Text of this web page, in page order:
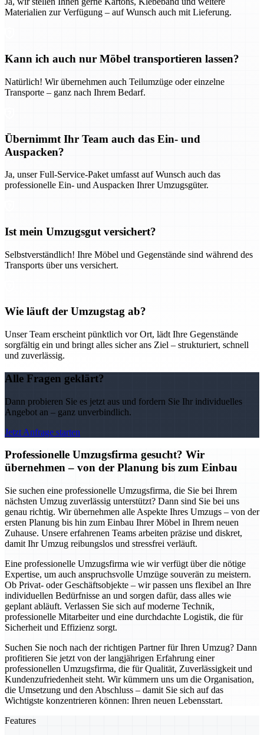
Materialien zur Verfügung – auf Wunsch auch mit Lieferung.
Kann ich auch nur Möbel transportieren lassen?
Natürlich! Wir übernehmen auch Teilumzüge oder einzelne
Transporte – ganz nach Ihrem Bedarf.
Übernimmt Ihr Team auch das Ein- und
Auspacken?
Ja, unser Full-Service-Paket umfasst auf Wunsch auch das
professionelle Ein- und Auspacken Ihrer Umzugsgüter.
Ist mein Umzugsgut versichert?
Selbstverständlich! Ihre Möbel und Gegenstände sind während des
Transports über uns versichert.
Wie läuft der Umzugstag ab?
Unser Team erscheint pünktlich vor Ort, lädt Ihre Gegenstände
sorgfältig ein und bringt alles sicher ans Ziel – strukturiert, schnell
und zuverlässig.
Alle Fragen geklärt?
Dann probieren Sie es jetzt aus und fordern Sie Ihr individuelles
Angebot an – ganz unverbindlich.
Jetzt Anfrage starten
Professionelle Umzugsfirma gesucht? Wir
übernehmen – von der Planung bis zum Einbau
Sie suchen eine professionelle Umzugsfirma, die Sie bei Ihrem
nächsten Umzug zuverlässig unterstützt? Dann sind Sie bei uns
genau richtig. Wir übernehmen alle Aspekte Ihres Umzugs – von der
ersten Planung bis hin zum Einbau Ihrer Möbel in Ihrem neuen
Zuhause. Unsere erfahrenen Teams arbeiten präzise und diskret,
damit Ihr Umzug reibungslos und stressfrei verläuft.
Eine professionelle Umzugsfirma wie wir verfügt über die nötige
Expertise, um auch anspruchsvolle Umzüge souverän zu meistern.
Ob Privat- oder Geschäftsobjekte – wir passen uns flexibel an Ihre
individuellen Bedürfnisse an und sorgen dafür, dass alles wie
geplant abläuft. Verlassen Sie sich auf moderne Technik,
professionelle Mitarbeiter und eine durchdachte Logistik, die für
Sicherheit und Effizienz sorgt.
Suchen Sie noch nach der richtigen Partner für Ihren Umzug? Dann
profitieren Sie jetzt von der langjährigen Erfahrung einer
professionellen Umzugsfirma, die für Qualität, Zuverlässigkeit und
Kundenzufriedenheit steht. Wir kümmern uns um die Organisation,
die Umsetzung und den Abschluss – damit Sie sich auf das
Wichtigste konzentrieren können: Ihren neuen Lebensstart.
Features